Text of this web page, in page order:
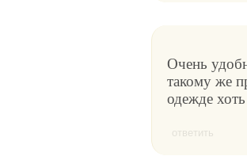
Очень
такому же
одежде
ответить